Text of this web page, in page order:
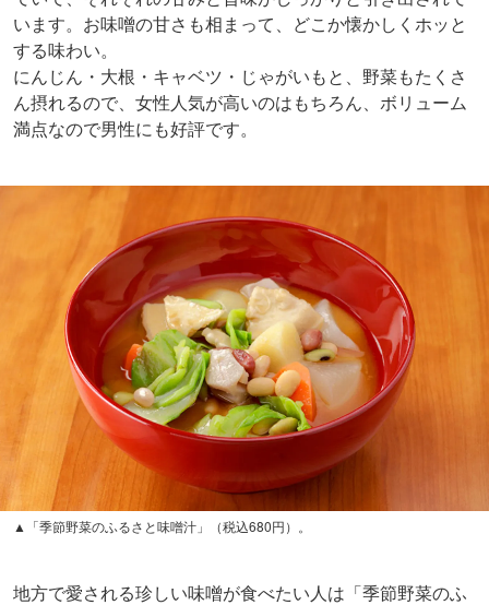
います。お味噌の甘さも相まって、どこか懐かしくホッと
する味わい。
にんじん・大根・キャベツ・じゃがいもと、野菜もたくさ
ん摂れるので、女性人気が高いのはもちろん、ボリューム
満点なので男性にも好評です。
▲「季節野菜のふるさと味噌汁」（税込680円）。
地方で愛される珍しい味噌が食べたい人は「季節野菜のふ